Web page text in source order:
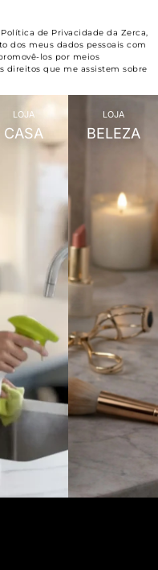
de Privacidade da Zerca,
dos meus dados pessoais com
los por meios
direitos que me assistem sobre
LOJA
CASA
LOJA
BELEZA